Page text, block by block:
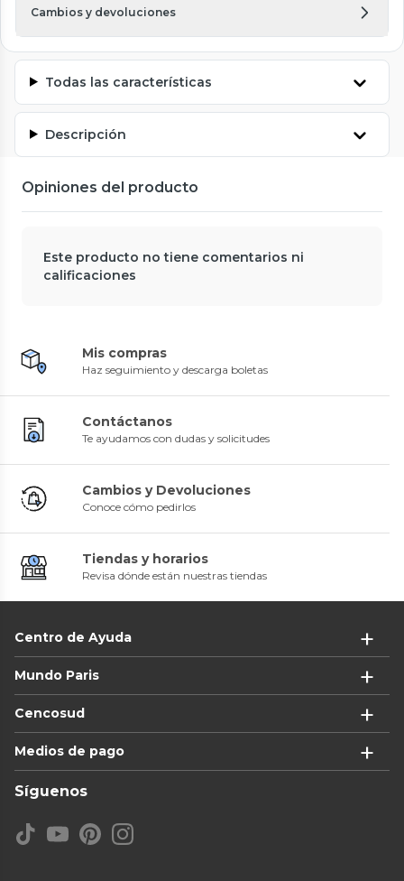
Cambios y devoluciones
Todas las características
Descripción
Opiniones del producto
Este producto no tiene comentarios ni
calificaciones
Mis compras
Haz seguimiento y descarga boletas
Contáctanos
Te ayudamos con dudas y solicitudes
Cambios y Devoluciones
Conoce cómo pedirlos
Tiendas y horarios
Revisa dónde están nuestras tiendas
Centro de Ayuda
Mundo Paris
Cencosud
Medios de pago
Síguenos